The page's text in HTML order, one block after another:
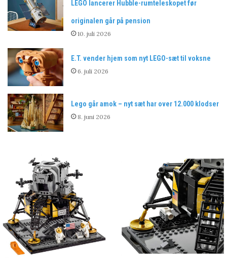
LEGO lancerer Hubble-rumteleskopet før
originalen går på pension
10. juli 2026
E.T. vender hjem som nyt LEGO-sæt til voksne
6. juli 2026
Lego går amok – nyt sæt har over 12.000 klodser
8. juni 2026